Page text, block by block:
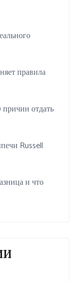
правила
отдать
Russell
и что